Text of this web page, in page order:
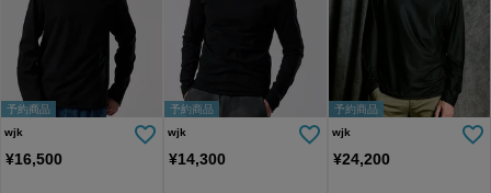
予約商品
wjk
¥16,500
予約商品
wjk
¥14,300
予約商品
wjk
¥24,200